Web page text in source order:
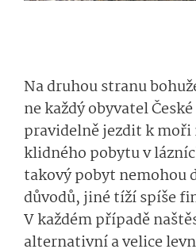
Na druhou stranu
ne každý obyvatel
pravidelně jezdit k moři
klidného pobytu v
takový pobyt nemohou
důvodů, jiné tíží spíše
V každém případě
alternativní a velice